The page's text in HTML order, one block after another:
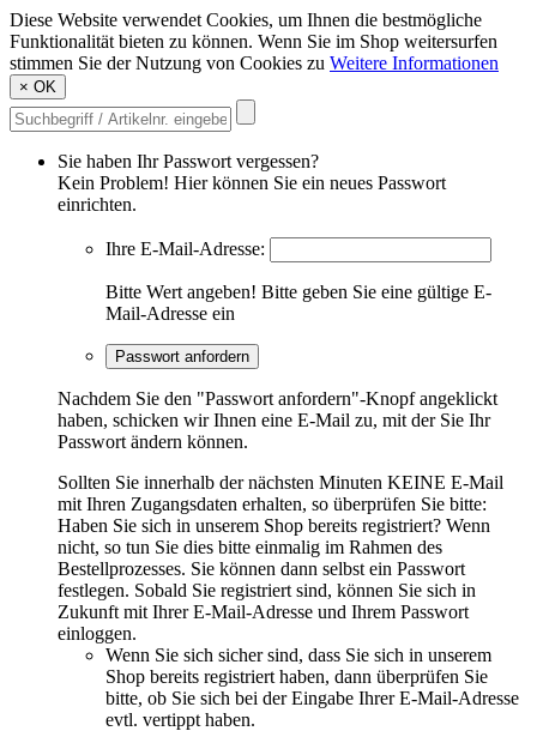
Diese Website verwendet Cookies, um Ihnen die bestmögliche
Funktionalität bieten zu können. Wenn Sie im Shop weitersurfen
stimmen Sie der Nutzung von Cookies zu Weitere Informationen
× OK
Sie haben Ihr Passwort vergessen?
Kein Problem! Hier können Sie ein neues Passwort
einrichten.
Ihre E-Mail-Adresse:
Bitte Wert angeben! Bitte geben Sie eine gültige E-
Mail-Adresse ein
Passwort anfordern
Nachdem Sie den "Passwort anfordern"-Knopf angeklickt
haben, schicken wir Ihnen eine E-Mail zu, mit der Sie Ihr
Passwort ändern können.
Sollten Sie innerhalb der nächsten Minuten KEINE E-Mail
mit Ihren Zugangsdaten erhalten, so überprüfen Sie bitte:
Haben Sie sich in unserem Shop bereits registriert? Wenn
nicht, so tun Sie dies bitte einmalig im Rahmen des
Bestellprozesses. Sie können dann selbst ein Passwort
festlegen. Sobald Sie registriert sind, können Sie sich in
Zukunft mit Ihrer E-Mail-Adresse und Ihrem Passwort
einloggen.
Wenn Sie sich sicher sind, dass Sie sich in unserem
Shop bereits registriert haben, dann überprüfen Sie
bitte, ob Sie sich bei der Eingabe Ihrer E-Mail-Adresse
evtl. vertippt haben.